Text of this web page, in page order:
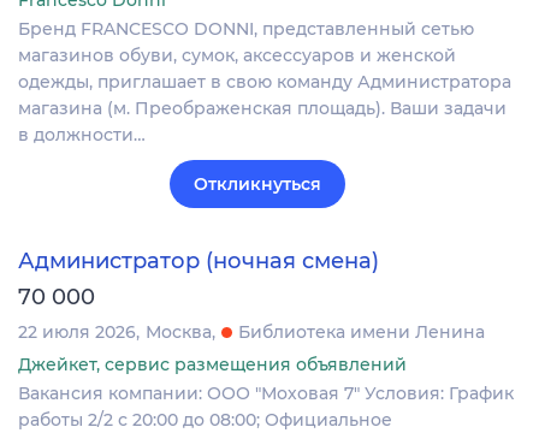
Бренд FRANCESCO DONNI, представленный сетью
магазинов обуви, сумок, аксессуаров и женской
одежды, приглашает в свою команду Администратора
магазина (м. Преображенская площадь). Ваши задачи
в должности…
Откликнуться
Администратор (ночная смена)
70 000
22 июля 2026 Москва
Библиотека имени Ленина
Джейкет, сервис размещения объявлений
Вакансия компании: ООО "Моховая 7" Условия: График
работы 2/2 с 20:00 до 08:00; Официальное